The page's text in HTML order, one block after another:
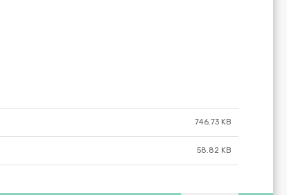
746.73 KB
58.82 KB